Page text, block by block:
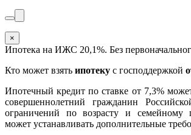
×
Ипотека на ИЖС 20,1%. Без
Кто может взять ипотеку с господдержкой
Ипотечный кредит по ставке от 7,3%
совершеннолетний гражданин
ограничений по возрасту и семейному
может устанавливать дополнительные